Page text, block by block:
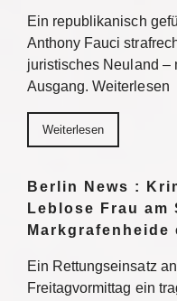
Ein republikanisch
Anthony Fauci
juristisches Neuland –
Ausgang. Weiterlesen
Weiterlesen
Berlin News :
Leblose Frau am
Markgrafenheide
Ein Rettungseinsatz
Freitagvormittag ein